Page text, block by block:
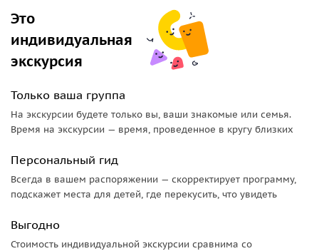
Это
индивидуальная
экскурсия
Только ваша группа
На экскурсии будете только вы, ваши знакомые или семья.
Время на экскурсии — время, проведенное в кругу близких
Персональный гид
Всегда в вашем распоряжении — скорректирует программу,
подскажет места для детей, где перекусить, что увидеть
Выгодно
Стоимость индивидуальной экскурсии сравнима со